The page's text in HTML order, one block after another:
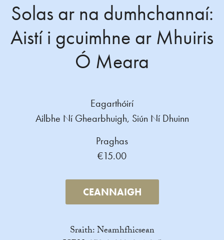
Solas ar na dumhchannaí:
Aistí i gcuimhne ar Mhuiris
Ó Meara
Eagarthóirí
Ailbhe Ní Ghearbhuigh, Siún Ní Dhuinn
Praghas
€15.00
CEANNAIGH
Sraith: Neamhfhicsean